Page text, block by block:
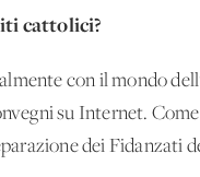
cattolici?
con il mondo
su Internet.
dei Fidanzati